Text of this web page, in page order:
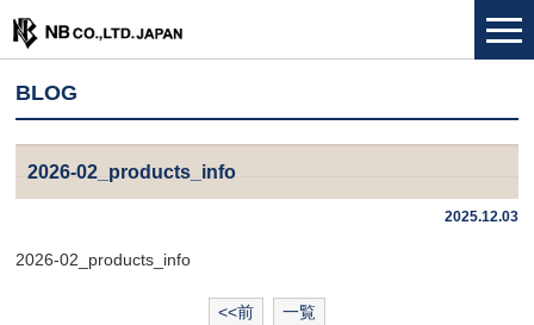
BLOG
2026-02_products_info
2025.12.03
2026-02_products_info
<<前 一覧